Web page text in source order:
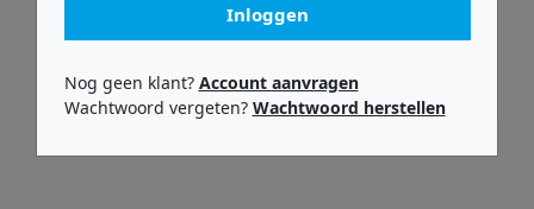
€ 249,99 € 219,99
Inloggen
Nog geen klant? Account aanvragen
Wachtwoord vergeten? Wachtwoord herstellen